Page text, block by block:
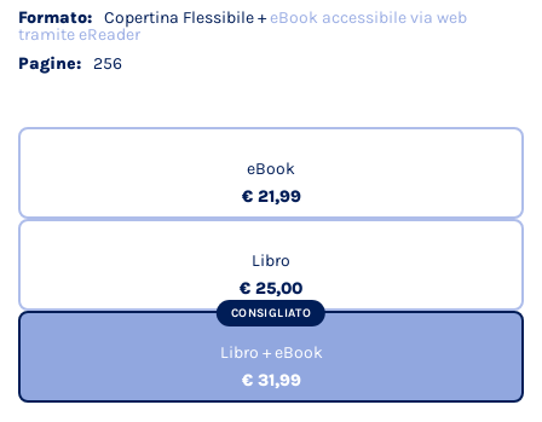
Copertina Flessibile +eBook accessibile via web
tramite eReader
256
eBook
€ 21,99
Libro
€ 25,00
CONSIGLIATO
Libro + eBook
€ 31,99